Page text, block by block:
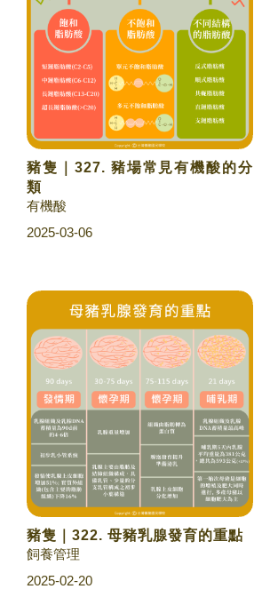
豬隻｜327. 豬場常見有機酸的分
類
有機酸
2025-03-06
豬隻｜322. 母豬乳腺發育的重點
飼養管理
2025-02-20